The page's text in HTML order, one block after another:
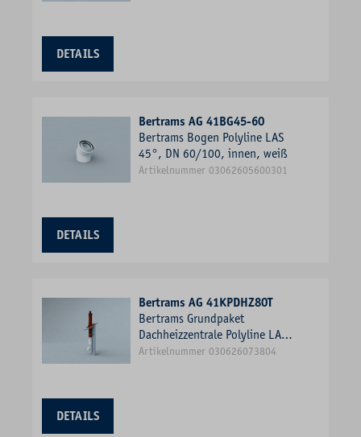
DETAILS
Bertrams AG 41BG45-60
Bertrams Bogen Polyline LAS
45°, DN 60/100, innen, weiß
Artikelnummer 03062605600301
DETAILS
Bertrams AG 41KPDHZ80T
Bertrams Grundpaket
Dachheizzentrale Polyline LAS
Schrägdach 25-45Grad, DN
Artikelnummer 030626073804
DETAILS